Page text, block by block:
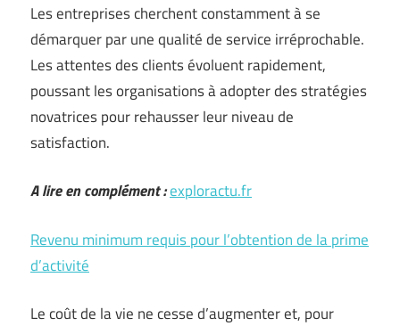
Les entreprises cherchent constamment à se
démarquer par une qualité de service irréprochable.
Les attentes des clients évoluent rapidement,
poussant les organisations à adopter des stratégies
novatrices pour rehausser leur niveau de
satisfaction.
A lire en complément :exploractu.fr
Revenu minimum requis pour l’obtention de la prime
d’activité
Le coût de la vie ne cesse d’augmenter et, pour